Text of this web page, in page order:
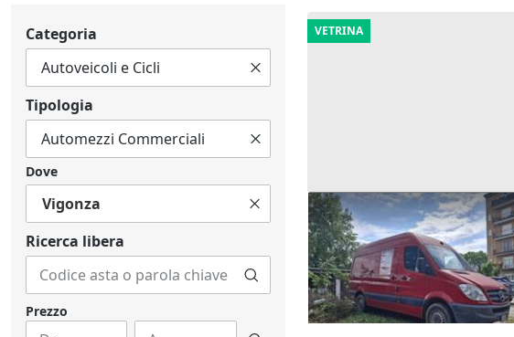
Categoria
Tipologia
Dove
Vigonza
Ricerca libera
Prezzo
VETRINA
Furgone Mercedes Sprinter
Melegnano (Milano)
1.750 €
21/09/2026